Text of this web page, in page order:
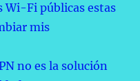
Wi-Fi públicas estas
mis
no es la solución